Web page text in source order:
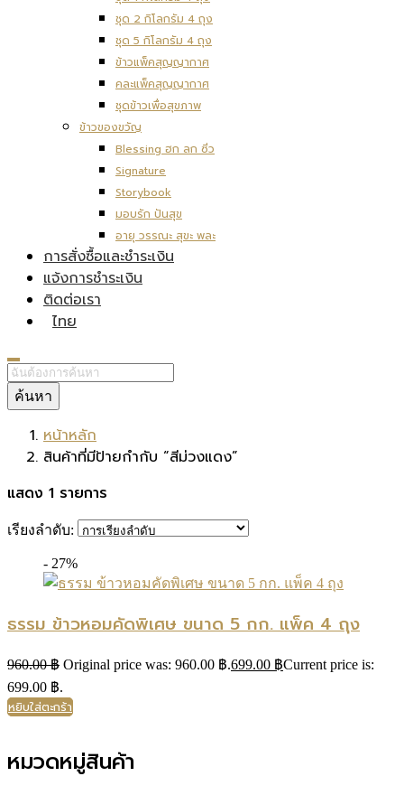
ชุด 2 กิโลกรัม 4 ถุง
ชุด 5 กิโลกรัม 4 ถุง
ข้าวแพ็คสุญญากาศ
คละแพ็คสุญญากาศ
ชุดข้าวเพื่อสุขภาพ
ข้าวของขวัญ
Blessing ฮก ลก ซิ่ว
Signature
Storybook
มอบรัก ปันสุข
อายุ วรรณะ สุขะ พละ
การสั่งซื้อและชำระเงิน
แจ้งการชำระเงิน
ติดต่อเรา
ไทย
ค้นหา
หน้าหลัก
สินค้าที่มีป้ายกำกับ “สีม่วงแดง”
แสดง 1 รายการ
เรียงลำดับ:
- 27%
ธรรม ข้าวหอมคัดพิเศษ ขนาด 5 กก. แพ็ค 4 ถุง
960.00฿ Original price was: 960.00 ฿.699.00 ฿Current price is:
699.00 ฿.
หยิบใส่ตะกร้า
หมวดหมู่สินค้า